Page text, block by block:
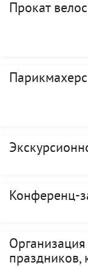
Прокат
Конференц-
Организация
праздников,